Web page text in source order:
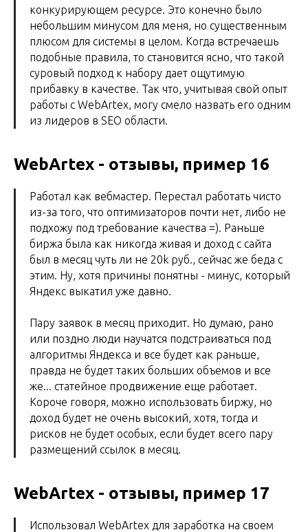
конкурирующем ресурсе. Это конечно было
небольшим минусом для меня, но существенным
плюсом для системы в целом. Когда встречаешь
подобные правила, то становится ясно, что такой
суровый подход к набору дает ощутимую
прибавку в качестве. Так что, учитывая свой опыт
работы с WebArtex, могу смело назвать его одним
из лидеров в SEO области.
WebArtex - отзывы, пример 16
Работал как вебмастер. Перестал работать чисто
из-за того, что оптимизаторов почти нет, либо не
подхожу под требование качества =). Раньше
биржа была как никогда живая и доход с сайта
был в месяц чуть ли не 20k руб., сейчас же беда с
этим. Ну, хотя причины понятны - минус, который
Яндекс выкатил уже давно.
Пару заявок в месяц приходит. Но думаю, рано
или поздно люди научатся подстраиваться под
алгоритмы Яндекса и все будет как раньше,
правда не будет таких больших объемов и все
же... статейное продвижение еще работает.
Короче говоря, можно использовать биржу, но
доход будет не очень высокий, хотя, тогда и
рисков не будет особых, если будет всего пару
размещений ссылок в месяц.
WebArtex - отзывы, пример 17
Использовал WebArtex для заработка на своем